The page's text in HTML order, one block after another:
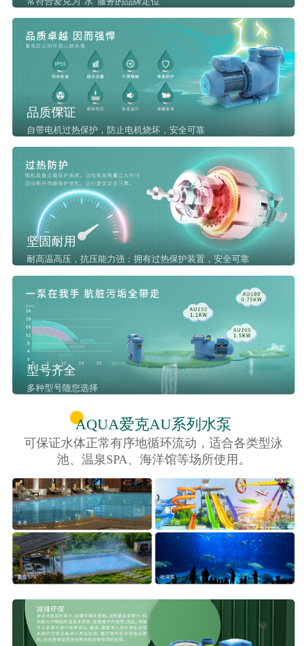
品质保证
自带电机过热保护，防止电机烧坏，安全可靠
坚固耐用
耐高温高压，抗压能力强；拥有过热保护装置，安全可靠
型号齐全
多种型号随您选择
AQUA爱克AU系列水泵
可保证水体正常有序地循环流动，适合各类型泳
池、温泉SPA、海洋馆等场所使用。